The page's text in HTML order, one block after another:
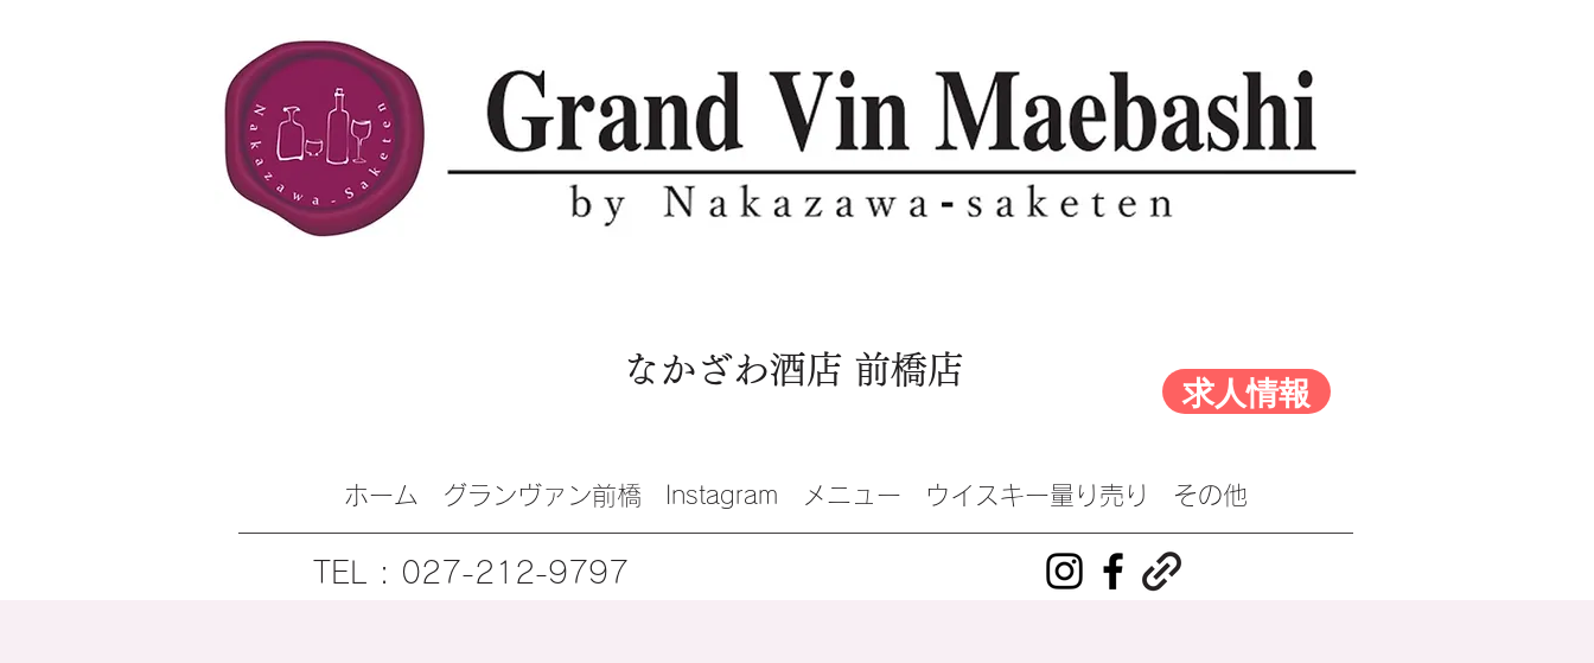
​なかざわ酒店 前橋店 求人情報
ホーム グランヴァン前橋 Instagram メニュー ウイスキー量り売り その他
TEL : 027-212-9797